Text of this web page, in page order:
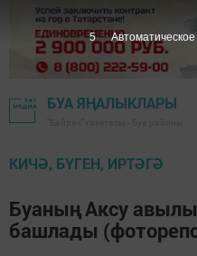
БУА ЯҢАЛЫКЛАРЫ
КИЧӘ, БҮГЕН, ИРТӘГӘ
Буаның Аксу
башлады
5